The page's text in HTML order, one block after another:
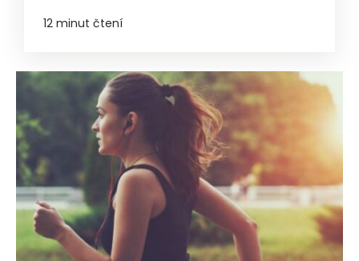
12 minut čtení